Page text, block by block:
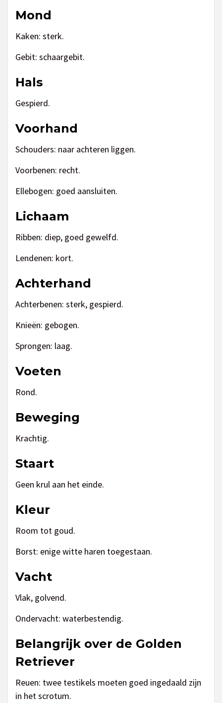
Mond
Kaken: sterk.
Gebit: schaargebit.
Hals
Gespierd.
Voorhand
Schouders: naar achteren liggen.
Voorbenen: recht.
Ellebogen: goed aansluiten.
Lichaam
Ribben: diep, goed gewelfd.
Lendenen: kort.
Achterhand
Achterbenen: sterk, gespierd.
Knieën: gebogen.
Sprongen: laag.
Voeten
Rond.
Beweging
Krachtig.
Staart
Geen krul aan het einde.
Kleur
Room tot goud.
Borst: enige witte haren toegestaan.
Vacht
Vlak, golvend.
Ondervacht: waterbestendig.
Belangrijk over de Golden
Retriever
Reuen: twee testikels moeten goed ingedaald zijn
in het scrotum.